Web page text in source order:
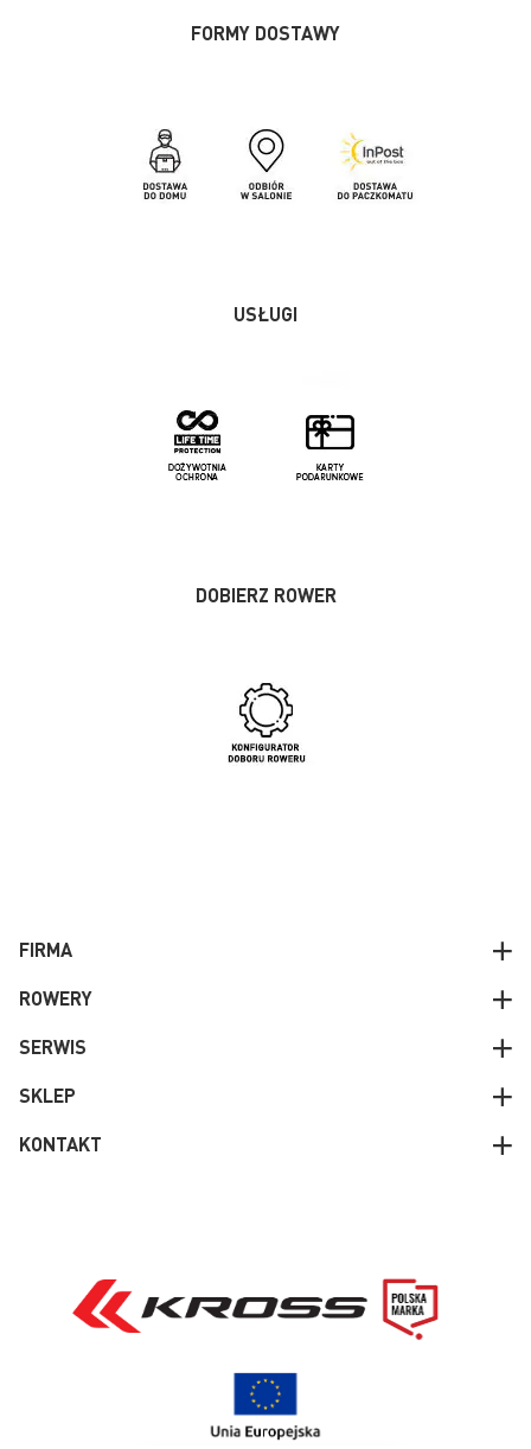
FORMY DOSTAWY
USŁUGI
DOBIERZ ROWER
FIRMA
ROWERY
SERWIS
SKLEP
KONTAKT